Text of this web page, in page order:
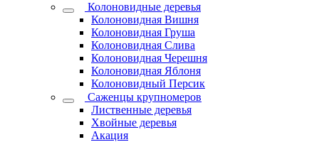
Колоновидные деревья
Колоновидная Вишня
Колоновидная Груша
Колоновидная Слива
Колоновидная Черешня
Колоновидная Яблоня
Колоновидный Персик
Саженцы крупномеров
Лиственные деревья
Хвойные деревья
Акация